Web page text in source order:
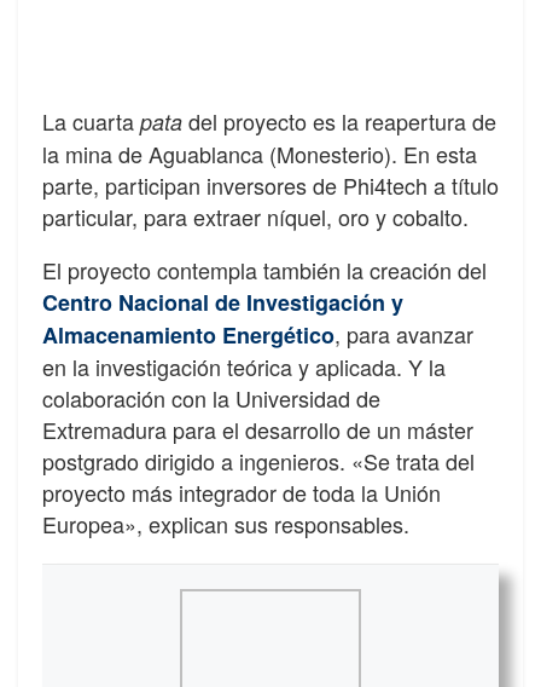
La cuarta pata del proyecto es la reapertura de
la mina de Aguablanca (Monesterio). En esta
parte, participan inversores de Phi4tech a título
particular, para extraer níquel, oro y cobalto.
El proyecto contempla también la creación del
Centro Nacional de Investigación y
Almacenamiento Energético, para avanzar
en la investigación teórica y aplicada. Y la
colaboración con la Universidad de
Extremadura para el desarrollo de un máster
postgrado dirigido a ingenieros. «Se trata del
proyecto más integrador de toda la Unión
Europea», explican sus responsables.